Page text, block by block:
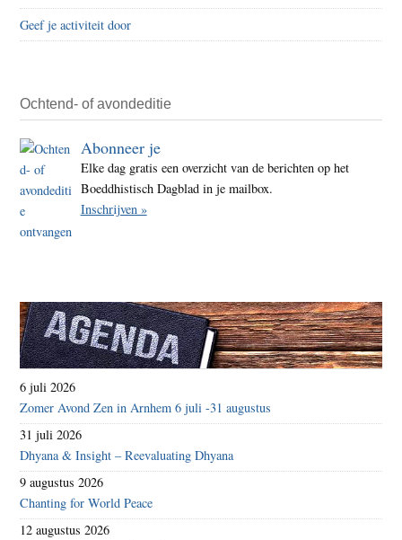
Geef je activiteit door
Ochtend- of avondeditie
Abonneer je
Elke dag gratis een overzicht van de berichten op het
Boeddhistisch Dagblad in je mailbox.
Inschrijven »
6 juli 2026
Zomer Avond Zen in Arnhem 6 juli -31 augustus
31 juli 2026
Dhyana & Insight – Reevaluating Dhyana
9 augustus 2026
Chanting for World Peace
12 augustus 2026